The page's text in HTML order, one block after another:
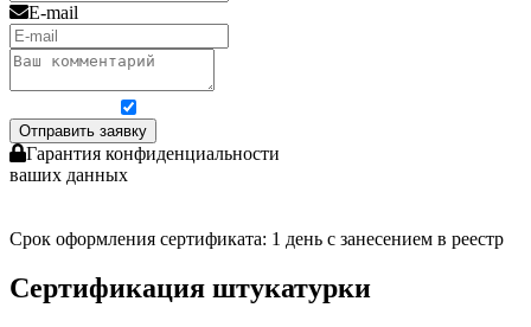
E-mail
Отправить заявку
Гарантия конфиденциальности
ваших данных
Срок оформления сертификата: 1 день с занесением в реестр
Сертификация штукатурки